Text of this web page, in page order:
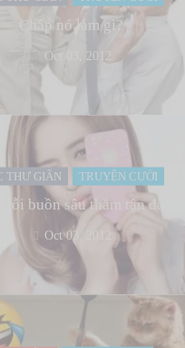
Chấp nó làm gì?
Oct 03, 2012
THƯ GIÃN TRUYỆN CƯỜI
nỗi buồn sâu thẳm tận đáy
Oct 03, 2012